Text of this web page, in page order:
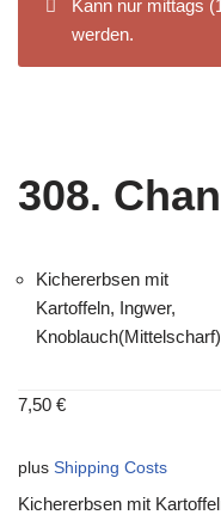
Kann nur mittags
werden.
308.
Kichererbsen mit
Kartoffeln, Ingwer,
Knoblauch(Mittelscharf)
7,50 €
plus Shipping Costs
Kichererbsen mit